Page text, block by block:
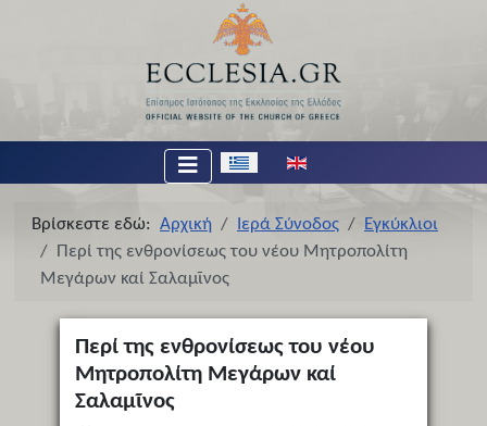
Επιλέξτε τη γλώσσα σας
Βρίσκεστε εδώ: Αρχική Ιερά Σύνοδος
Εγκύκλιοι
Περί της ενθρονίσεως του νέου Μητροπολίτη
Μεγάρων καί Σαλαμῖνος
Περί της ενθρονίσεως του νέου
Μητροπολίτη Μεγάρων καί
Σαλαμῖνος